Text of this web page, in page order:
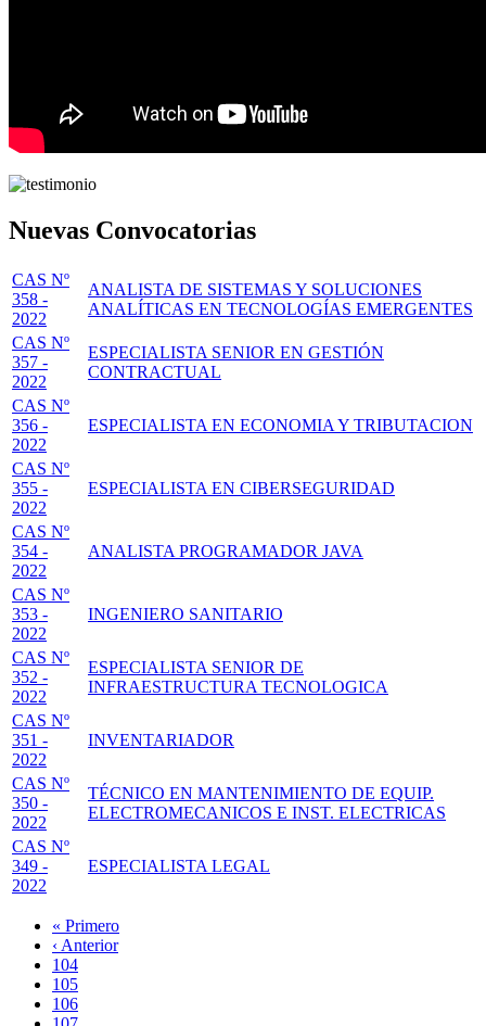
Nuevas Convocatorias
CAS Nº
358 -
2022
ANALISTA DE SISTEMAS Y SOLUCIONES
ANALÍTICAS EN TECNOLOGÍAS EMERGENTES
CAS Nº
357 -
2022
ESPECIALISTA SENIOR EN GESTIÓN
CONTRACTUAL
CAS Nº
356 -
2022
ESPECIALISTA EN ECONOMIA Y TRIBUTACION
CAS Nº
355 -
2022
ESPECIALISTA EN CIBERSEGURIDAD
CAS Nº
354 -
2022
ANALISTA PROGRAMADOR JAVA
CAS Nº
353 -
2022
INGENIERO SANITARIO
CAS Nº
352 -
2022
ESPECIALISTA SENIOR DE
INFRAESTRUCTURA TECNOLOGICA
CAS Nº
351 -
2022
INVENTARIADOR
CAS Nº
350 -
2022
TÉCNICO EN MANTENIMIENTO DE EQUIP.
ELECTROMECANICOS E INST. ELECTRICAS
CAS Nº
349 -
2022
ESPECIALISTA LEGAL
Paginación
Primera
página
« Primero
Página
anterior
‹ Anterior
Page
104
Page
105
Page
106